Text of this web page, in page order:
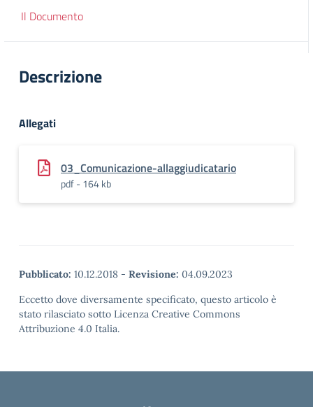
Il Documento
Descrizione
Allegati
03_Comunicazione-allaggiudicatario
pdf - 164 kb
Pubblicato: 10.12.2018 - Revisione: 04.09.2023
Eccetto dove diversamente specificato, questo articolo è
stato rilasciato sotto Licenza Creative Commons
Attribuzione 4.0 Italia.